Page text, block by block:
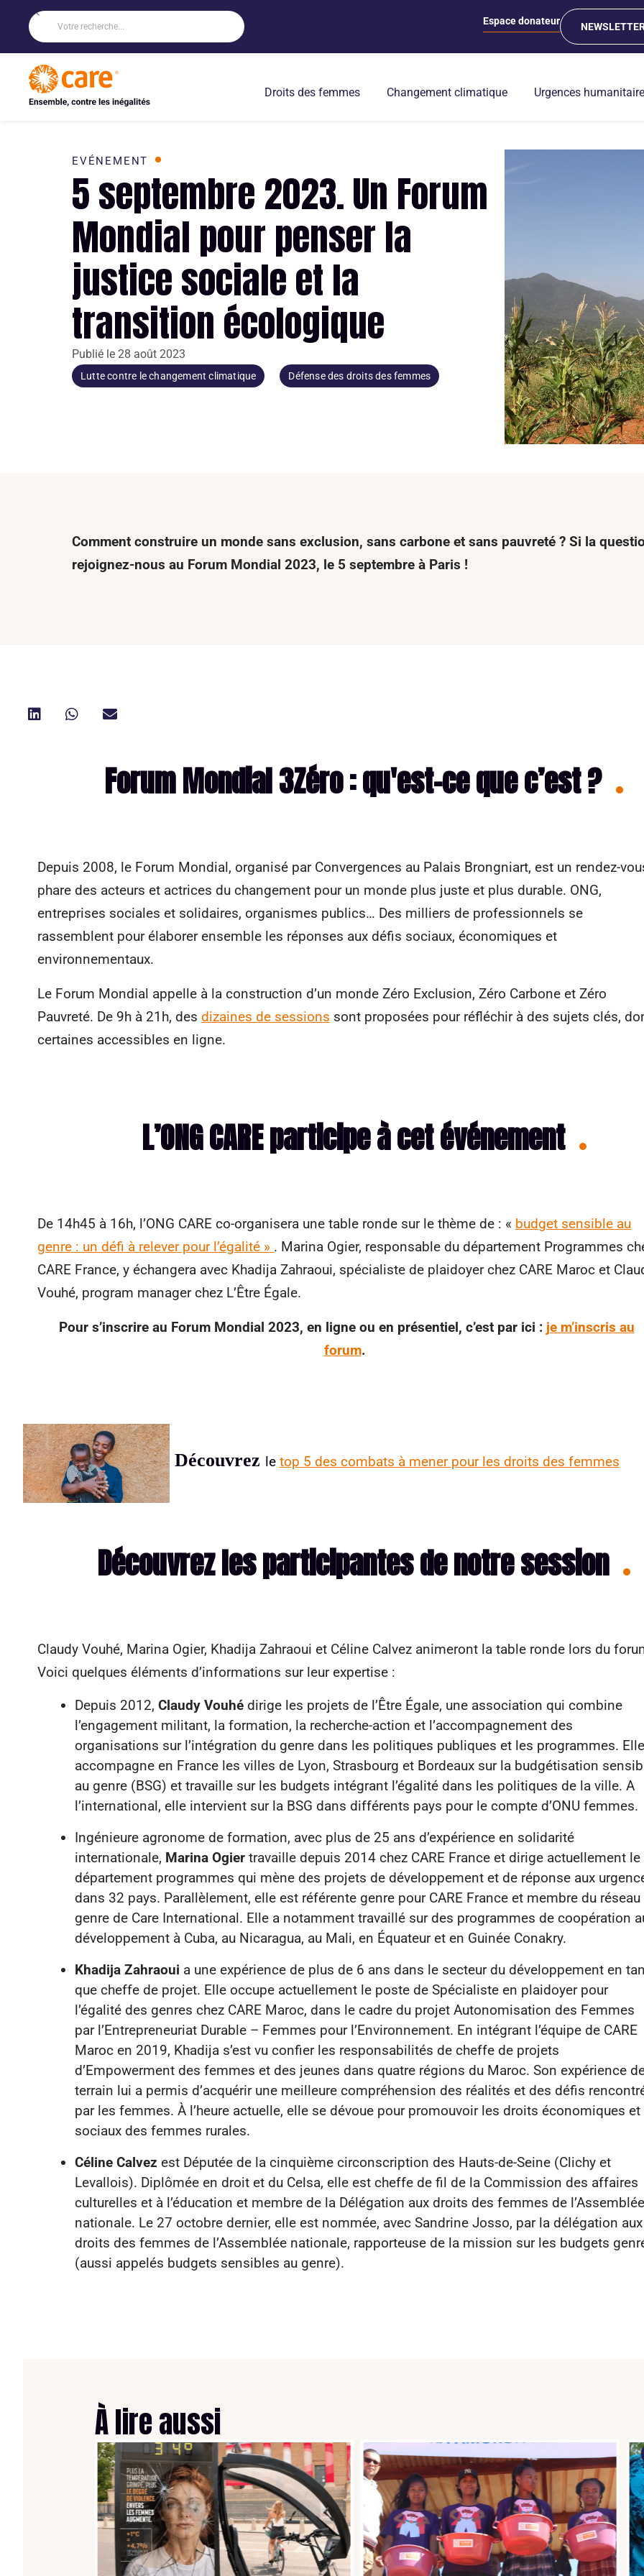
Espace donateur
Droits des femmes Changement climatique Urgences
EVÉNEMENT
5 septembre 2023. Un Forum
Mondial pour penser la
justice sociale et la
transition écologique
Publié le 28 août 2023
Lutte contre le changement climatique Défense des droits des femmes
Comment construire un monde sans exclusion, sans carbone et sans pauvreté ? Si la
rejoignez-nous au Forum Mondial 2023, le 5 septembre à Paris !
Forum Mondial 3Zéro : qu'est-ce que c’est ?
Depuis 2008, le Forum Mondial, organisé par Convergences au Palais Brongniart, est un rendez-
phare des acteurs et actrices du changement pour un monde plus juste et plus durable. ONG,
entreprises sociales et solidaires, organismes publics… Des milliers de professionnels se
rassemblent pour élaborer ensemble les réponses aux défis sociaux, économiques et
environnementaux.
Le Forum Mondial appelle à la construction d’un monde Zéro Exclusion, Zéro Carbone et Zéro
Pauvreté. De 9h à 21h, des dizaines de sessions sont proposées pour réfléchir à des sujets clés,
certaines accessibles en ligne.
L’ONG CARE participe à cet événement
De 14h45 à 16h, l’ONG CARE co-organisera une table ronde sur le thème de : « budget sensible au
genre : un défi à relever pour l’égalité » . Marina Ogier, responsable du département Programmes
CARE France, y échangera avec Khadija Zahraoui, spécialiste de plaidoyer chez CARE Maroc et
Vouhé, program manager chez L’Être Égale.
Pour s’inscrire au Forum Mondial 2023, en ligne ou en présentiel, c’est par ici : je m’inscris au
forum.
Découvrez le top 5 des combats à mener pour les droits des femmes
Découvrez les participantes de notre session
Claudy Vouhé, Marina Ogier, Khadija Zahraoui et Céline Calvez animeront la table ronde lors du
Voici quelques éléments d’informations sur leur expertise :
Depuis 2012,Claudy Vouhé dirige les projets de l’Être Égale, une association qui combine
l’engagement militant, la formation, la recherche-action et l’accompagnement des
organisations sur l’intégration du genre dans les politiques publiques et les programmes.
accompagne en France les villes de Lyon, Strasbourg et Bordeaux sur la budgétisation
au genre (BSG) et travaille sur les budgets intégrant l’égalité dans les politiques de la ville. A
l’international, elle intervient sur la BSG dans différents pays pour le compte d’ONU femmes.
Ingénieure agronome de formation, avec plus de 25 ans d’expérience en solidarité
internationale, Marina Ogier travaille depuis 2014 chez CARE France et dirige actuellement le
département programmes qui mène des projets de développement et de réponse aux
dans 32 pays. Parallèlement, elle est référente genre pour CARE France et membre du réseau
genre de Care International. Elle a notamment travaillé sur des programmes de coopération
développement à Cuba, au Nicaragua, au Mali, en Équateur et en Guinée Conakry.
Khadija Zahraoui a une expérience de plus de 6 ans dans le secteur du développement en
que cheffe de projet. Elle occupe actuellement le poste de Spécialiste en plaidoyer pour
l’égalité des genres chez CARE Maroc, dans le cadre du projet Autonomisation des Femmes
par l’Entrepreneuriat Durable – Femmes pour l’Environnement. En intégrant l’équipe de CARE
Maroc en 2019, Khadija s’est vu confier les responsabilités de cheffe de projets
d’Empowerment des femmes et des jeunes dans quatre régions du Maroc. Son expérience
terrain lui a permis d’acquérir une meilleure compréhension des réalités et des défis
par les femmes. À l’heure actuelle, elle se dévoue pour promouvoir les droits économiques et
sociaux des femmes rurales.
Céline Calvez est Députée de la cinquième circonscription des Hauts-de-Seine (Clichy et
Levallois). Diplômée en droit et du Celsa, elle est cheffe de fil de la Commission des affaires
culturelles et à l’éducation et membre de la Délégation aux droits des femmes de
nationale. Le 27 octobre dernier, elle est nommée, avec Sandrine Josso, par la délégation aux
droits des femmes de l’Assemblée nationale, rapporteuse de la mission sur les budgets
(aussi appelés budgets sensibles au genre).
À lire aussi